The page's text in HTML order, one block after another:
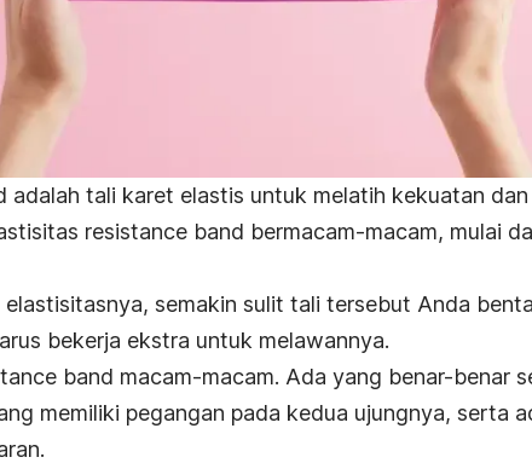
adalah tali karet elastis untuk melatih kekuatan dan
resistance band bermacam-macam, mulai
elastisitasnya, semakin sulit tali tersebut Anda
bekerja ekstra untuk melawannya.
band macam-macam. Ada yang benar-benar
memiliki pegangan pada kedua ujungnya, serta